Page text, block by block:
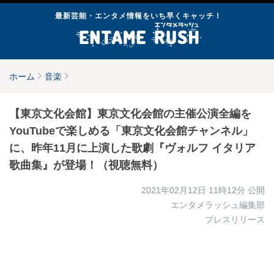
最新芸能・エンタメ情報をいち早くキャッチ！
ホーム 音楽
【東京文化会館】東京文化会館の主催公演全編を
YouTubeで楽しめる「東京文化会館チャンネル」
に、昨年11月に上演した歌劇『ヴォルフ イタリア
歌曲集』が登場！（視聴無料）
2021年02月12日 11時12分 公開
エンタメラッシュ編集部
プレスリリース